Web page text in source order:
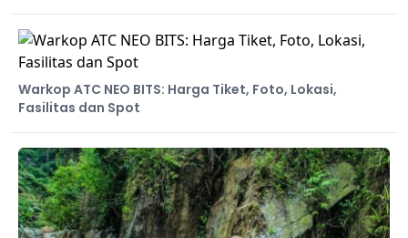
Warkop ATC NEO BITS: Harga Tiket, Foto, Lokasi,
Fasilitas dan Spot